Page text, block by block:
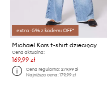
extra -5% z kodem: OFF*
Michael Kors t-shirt dziecięcy
Cena aktualna:
169,99 zł
Cena regularna:279,99 zł
Najniższa cena:179,99 zł